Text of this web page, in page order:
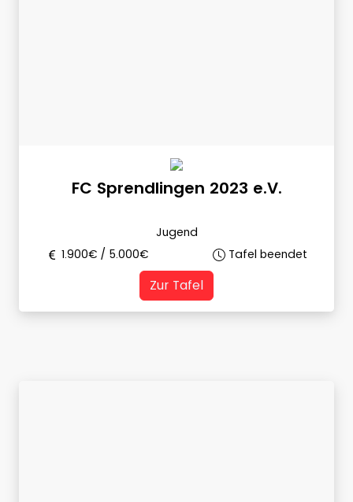
FC Sprendlingen 2023 e.V.
Jugend
1.900€ / 5.000€ Tafel beendet
Zur Tafel